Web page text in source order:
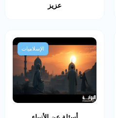
عزيز
الإسلاميات